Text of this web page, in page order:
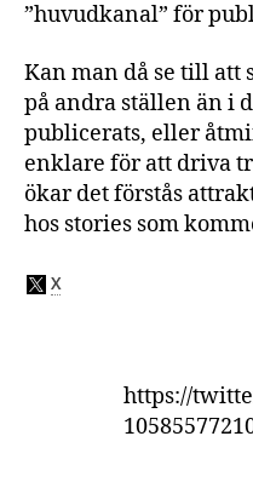
”huvudkanal” för
Kan man då se till att
på andra ställen än i
publicerats, eller
enklare för att driva
ökar det förstås
hos stories som
https://